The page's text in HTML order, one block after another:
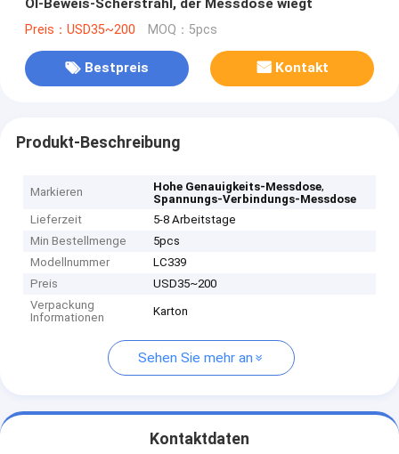
Öl-Beweis-Scherstrahl, der Messdose wiegt
Preis：USD35~200 MOQ：5pcs
Bestpreis Kontakt
Produkt-Beschreibung
Markieren Hohe Genauigkeits-Messdose,
Spannungs-Verbindungs-Messdose
Lieferzeit
5-8 Arbeitstage
Min Bestellmenge
5pcs
Modellnummer
LC339
Preis
USD35~200
Verpackung
Informationen
Karton
Sehen Sie mehr an
Kontaktdaten